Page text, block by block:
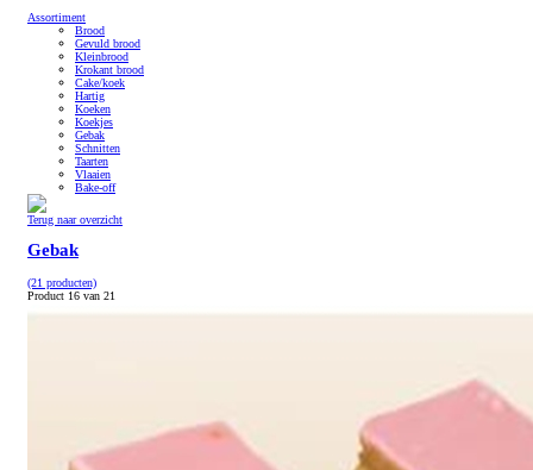
Assortiment
Brood
Gevuld brood
Kleinbrood
Krokant brood
Cake/koek
Hartig
Koeken
Koekjes
Gebak
Schnitten
Taarten
Vlaaien
Bake-off
Terug naar overzicht
Gebak
(21 producten)
Product 16 van 21